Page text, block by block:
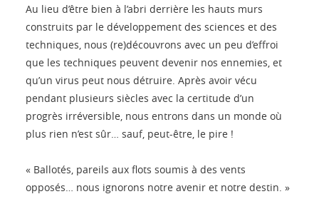
Au lieu d’être bien à l’abri derrière les hauts murs
construits par le développement des sciences et des
techniques, nous (re)découvrons avec un peu d’effroi
que les techniques peuvent devenir nos ennemies, et
qu’un virus peut nous détruire. Après avoir vécu
pendant plusieurs siècles avec la certitude d’un
progrès irréversible, nous entrons dans un monde où
plus rien n’est sûr… sauf, peut-être, le pire !
« Ballotés, pareils aux flots soumis à des vents
opposés… nous ignorons notre avenir et notre destin. »